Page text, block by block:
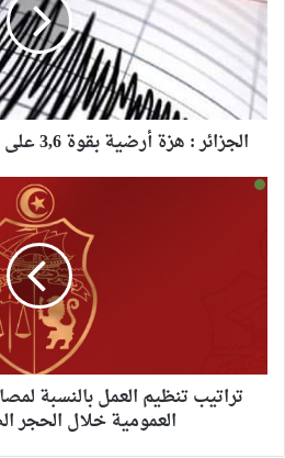
الجزائر : هزة أرضية بقوة 3,6 على مقياس ريشتر بالمسيلة
تراتيب تنظيم العمل بالنسبة
العمومية خلال الحجر